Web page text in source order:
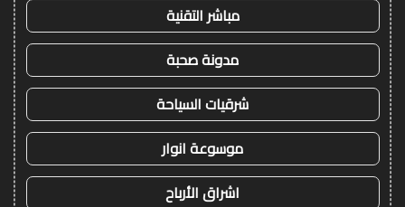
مباشر التقنية
مدونة صحبة
شرقيات السياحة
موسوعة انوار
اشراق الأرباح